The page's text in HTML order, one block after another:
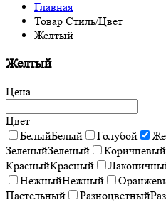
Главная
Товар Стиль/Цвет
Желтый
Желтый
Цена
Цвет
БелыйБелый Голубой
ЗеленыйЗеленый Коричневый
КрасныйКрасный
НежныйНежный
Пастельный
Разноцветный